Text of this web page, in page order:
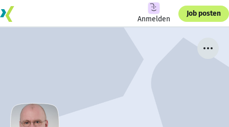
Anmelden
Job posten